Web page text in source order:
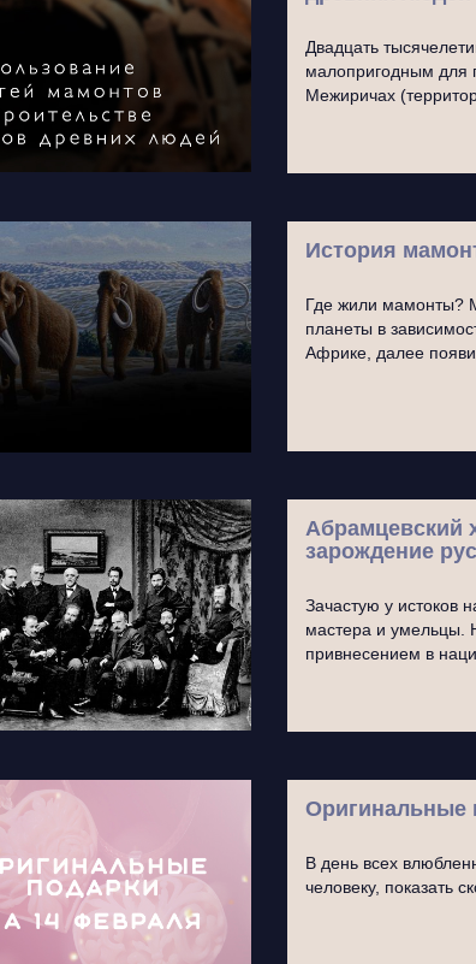
Двадцать
малопригодным для
Межиричах
История
Где жили мамонты?
планеты в
Африке, далее
Абрамцевский
зарождение
Зачастую у истоков
мастера и умельцы.
привнесением в
Оригинальные
В день всех
человеку, показать